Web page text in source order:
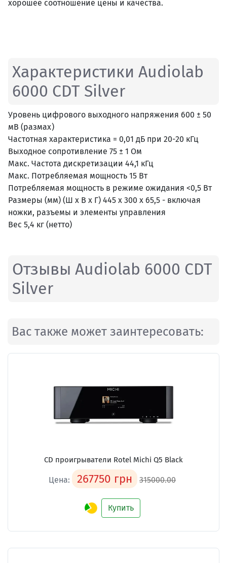
хорошее соотношение цены и качества.
Характеристики Audiolab
6000 CDT Silver
Уровень цифрового выходного напряжения 600 ± 50
мВ (размах)
Частотная характеристика = 0,01 дБ при 20-20 кГц
Выходное сопротивление 75 ± 1 Ом
Макс. Частота дискретизации 44,1 кГц
Макс. Потребляемая мощность 15 Вт
Потребляемая мощность в режиме ожидания <0,5 Вт
Размеры (мм) (Ш x В x Г) 445 x 300 x 65,5 - включая
ножки, разъемы и элементы управления
Вес 5,4 кг (нетто)
Отзывы Audiolab 6000 CDT
Silver
Вас также может заинтересовать:
CD проигрыватели Rotel Michi Q5 Black
Цена: 267750 грн 315000.00
Купить